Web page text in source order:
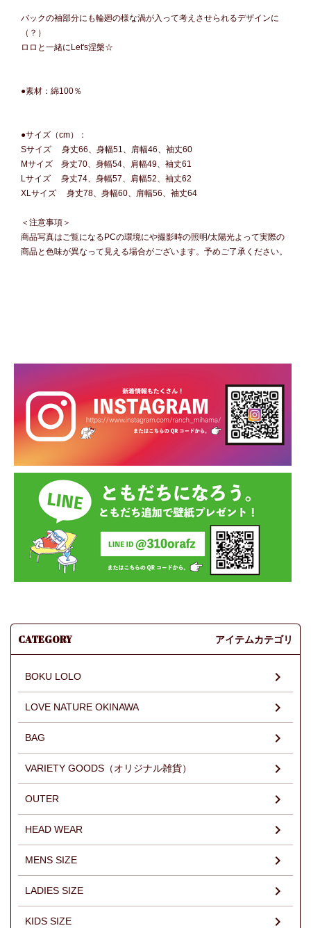
バックの袖部分にも輪廻の様な渦が入って考えさせられるデザインに
（？）
ロロと一緒にLet's涅槃☆
●素材：綿100％
●サイズ（cm）：
Sサイズ 身丈66、身幅51、肩幅46、袖丈60
Mサイズ 身丈70、身幅54、肩幅49、袖丈61
Lサイズ 身丈74、身幅57、肩幅52、袖丈62
XLサイズ 身丈78、身幅60、肩幅56、袖丈64
＜注意事項＞
商品写真はご覧になるPCの環境にや撮影時の照明/太陽光よって実際の
商品と色味が異なって見える場合がございます。予めご了承ください。
CATEGORY アイテムカテゴリ
BOKU LOLO
LOVE NATURE OKINAWA
BAG
VARIETY GOODS（オリジナル雑貨）
OUTER
HEAD WEAR
MENS SIZE
LADIES SIZE
KIDS SIZE